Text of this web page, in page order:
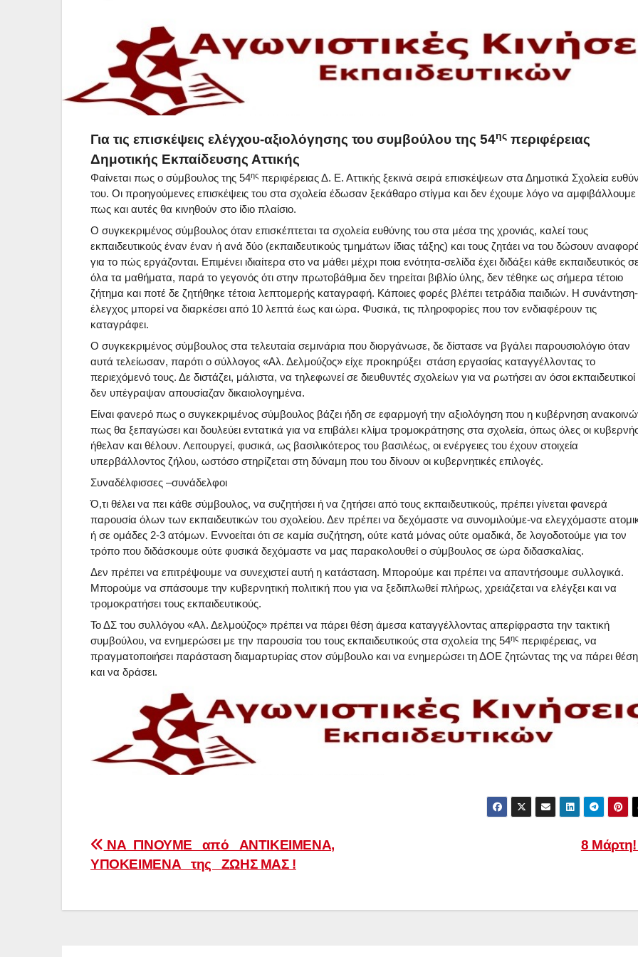
Για τις επισκέψεις ελέγχου-αξιολόγησης του συμβούλου της 54ης περιφέρειας
Δημοτικής Εκπαίδευσης Αττικής
Φαίνεται πως ο σύμβουλος της 54ης περιφέρειας Δ. Ε. Αττικής ξεκινά σειρά επισκέψεων στα Δημοτικά Σχολεία
του. Οι προηγούμενες επισκέψεις του στα σχολεία έδωσαν ξεκάθαρο στίγμα και δεν έχουμε λόγο να αμφιβάλλουμε
πως και αυτές θα κινηθούν στο ίδιο πλαίσιο.
Ο συγκεκριμένος σύμβουλος όταν επισκέπτεται τα σχολεία ευθύνης του στα μέσα της χρονιάς, καλεί τους
εκπαιδευτικούς έναν έναν ή ανά δύο (εκπαιδευτικούς τμημάτων ίδιας τάξης) και τους ζητάει να του δώσουν
για το πώς εργάζονται. Επιμένει ιδιαίτερα στο να μάθει μέχρι ποια ενότητα-σελίδα έχει διδάξει κάθε εκπαιδευτικός
όλα τα μαθήματα, παρά το γεγονός ότι στην πρωτοβάθμια δεν τηρείται βιβλίο ύλης, δεν τέθηκε ως σήμερα τέτοιο
ζήτημα και ποτέ δε ζητήθηκε τέτοια λεπτομερής καταγραφή. Κάποιες φορές βλέπει τετράδια παιδιών. Η συνάντηση-
έλεγχος μπορεί να διαρκέσει από 10 λεπτά έως και ώρα. Φυσικά, τις πληροφορίες που τον ενδιαφέρουν τις
καταγράφει.
Ο συγκεκριμένος σύμβουλος στα τελευταία σεμινάρια που διοργάνωσε, δε δίστασε να βγάλει παρουσιολόγιο όταν
αυτά τελείωσαν, παρότι ο σύλλογος «Αλ. Δελμούζος» είχε προκηρύξει στάση εργασίας καταγγέλλοντας το
περιεχόμενό τους. Δε διστάζει, μάλιστα, να τηλεφωνεί σε διευθυντές σχολείων για να ρωτήσει αν όσοι εκπαιδευτικοί
δεν υπέγραψαν απουσίαζαν δικαιολογημένα.
Είναι φανερό πως ο συγκεκριμένος σύμβουλος βάζει ήδη σε εφαρμογή την αξιολόγηση που η κυβέρνηση
πως θα ξεπαγώσει και δουλεύει εντατικά για να επιβάλει κλίμα τρομοκράτησης στα σχολεία, όπως όλες οι
ήθελαν και θέλουν. Λειτουργεί, φυσικά, ως βασιλικότερος του βασιλέως, οι ενέργειες του έχουν στοιχεία
υπερβάλλοντος ζήλου, ωστόσο στηρίζεται στη δύναμη που του δίνουν οι κυβερνητικές επιλογές.
Συναδέλφισσες –συνάδελφοι
Ό,τι θέλει να πει κάθε σύμβουλος, να συζητήσει ή να ζητήσει από τους εκπαιδευτικούς, πρέπει γίνεται φανερά
παρουσία όλων των εκπαιδευτικών του σχολείου. Δεν πρέπει να δεχόμαστε να συνομιλούμε-να ελεγχόμαστε
ή σε ομάδες 2-3 ατόμων. Εννοείται ότι σε καμία συζήτηση, ούτε κατά μόνας ούτε ομαδικά, δε λογοδοτούμε για τον
τρόπο που διδάσκουμε ούτε φυσικά δεχόμαστε να μας παρακολουθεί ο σύμβουλος σε ώρα διδασκαλίας.
Δεν πρέπει να επιτρέψουμε να συνεχιστεί αυτή η κατάσταση. Μπορούμε και πρέπει να απαντήσουμε συλλογικά.
Μπορούμε να σπάσουμε την κυβερνητική πολιτική που για να ξεδιπλωθεί πλήρως, χρειάζεται να ελέγξει και να
τρομοκρατήσει τους εκπαιδευτικούς.
Το ΔΣ του συλλόγου «Αλ. Δελμούζος» πρέπει να πάρει θέση άμεσα καταγγέλλοντας απερίφραστα την τακτική
συμβούλου, να ενημερώσει με την παρουσία του τους εκπαιδευτικούς στα σχολεία της 54ης περιφέρειας, να
πραγματοποιήσει παράσταση διαμαρτυρίας στον σύμβουλο και να ενημερώσει τη ΔΟΕ ζητώντας της να πάρει θέση
και να δράσει.
Πλοήγηση
άρθρων
8
ΝΑ ΓΙΝΟΥΜΕ από ΑΝΤΙΚΕΙΜΕΝΑ,
ΥΠΟΚΕΙΜΕΝΑ της ΖΩΗΣ ΜΑΣ !